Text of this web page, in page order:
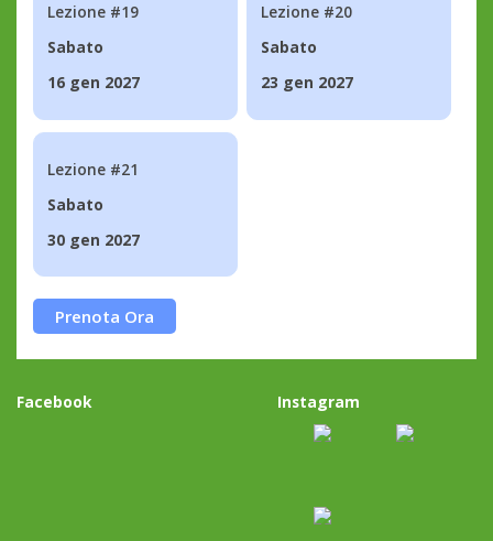
Lezione #19
Sabato
16 gen 2027
Lezione #20
Sabato
23 gen 2027
Lezione #21
Sabato
30 gen 2027
Prenota Ora
Facebook Instagram